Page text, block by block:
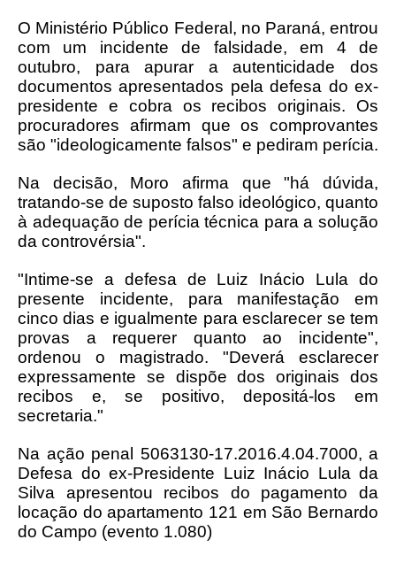
O Ministério Público Federal, no Paraná, entrou
com um incidente de falsidade, em 4 de
outubro, para apurar a autenticidade dos
documentos apresentados pela defesa do ex-
presidente e cobra os recibos originais. Os
procuradores afirmam que os comprovantes
são "ideologicamente falsos" e pediram perícia.
Na decisão, Moro afirma que "há dúvida,
tratando-se de suposto falso ideológico, quanto
à adequação de perícia técnica para a solução
da controvérsia".
"Intime-se a defesa de Luiz Inácio Lula do
presente incidente, para manifestação em
cinco dias e igualmente para esclarecer se tem
provas a requerer quanto ao incidente",
ordenou o magistrado. "Deverá esclarecer
expressamente se dispõe dos originais dos
recibos e, se positivo, depositá-los em
secretaria."
Na ação penal 5063130-17.2016.4.04.7000, a
Defesa do ex-Presidente Luiz Inácio Lula da
Silva apresentou recibos do pagamento da
locação do apartamento 121 em São Bernardo
do Campo (evento 1.080)